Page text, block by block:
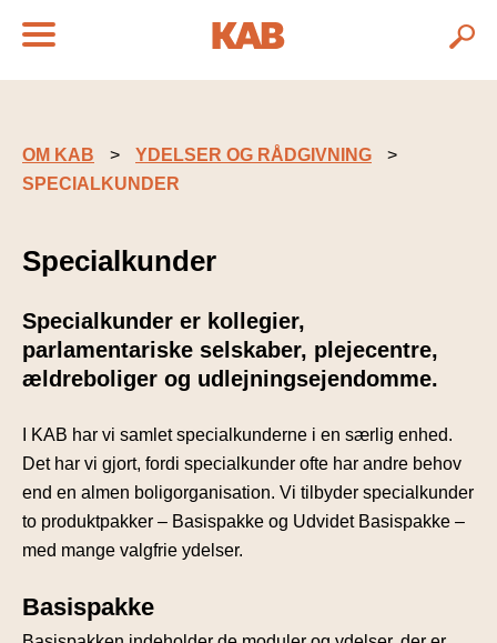
OM KAB
YDELSER OG RÅDGIVNING
SPECIALKUNDER
Specialkunder
Specialkunder er kollegier,
parlamentariske selskaber, plejecentre,
ældreboliger og udlejningsejendomme.
I KAB har vi samlet specialkunderne i en særlig enhed.
Det har vi gjort, fordi specialkunder ofte har andre behov
end en almen boligorganisation. Vi tilbyder specialkunder
to produktpakker – Basispakke og Udvidet Basispakke –
med mange valgfrie ydelser.
Basispakke